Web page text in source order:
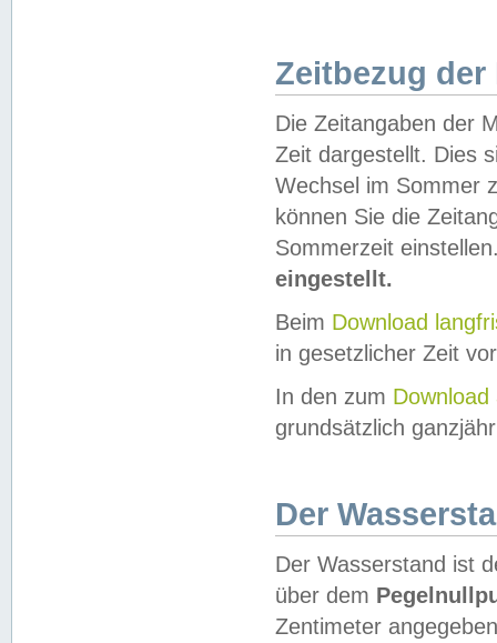
Zeitbezug der
Die Zeitangaben der
Zeit dargestellt. Dies
Wechsel im Sommer
können Sie die
Sommerzeit
eingestellt.
Beim Download
in gesetzlicher Zeit
In den zum Download
grundsätzlich
Der
Der Wasserstand ist
über dem
Zentimeter